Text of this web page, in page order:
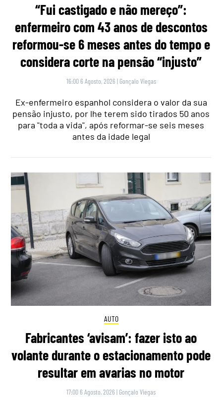
“Fui castigado e não mereço”:
enfermeiro com 43 anos de descontos
reformou-se 6 meses antes do tempo e
considera corte na pensão “injusto”
16:00 6 Agosto, 2026 | Gonçalo Viegas
Ex-enfermeiro espanhol considera o valor da sua
pensão injusto, por lhe terem sido tirados 50 anos
para "toda a vida", após reformar-se seis meses
antes da idade legal
AUTO
Fabricantes ‘avisam’: fazer isto ao
volante durante o estacionamento pode
resultar em avarias no motor
17:00 6 Agosto, 2026 | Gonçalo Viegas